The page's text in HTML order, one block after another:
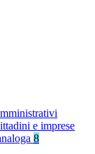
e imprese
8